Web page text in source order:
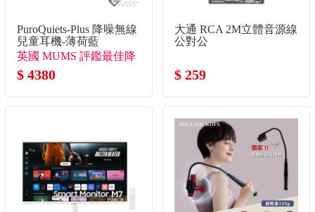
PuroQuiets-Plus 降噪無線
兒童耳機-薄荷藍
英國 MUMS 評鑑最佳降
噪兒童耳機
$ 4380
大通 RCA 2M立體音源線
公對公
$ 259